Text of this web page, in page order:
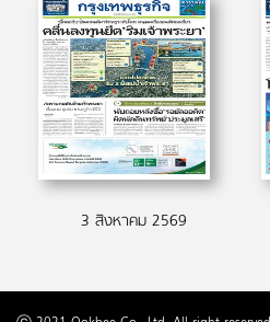
3 สิงหาคม 2569